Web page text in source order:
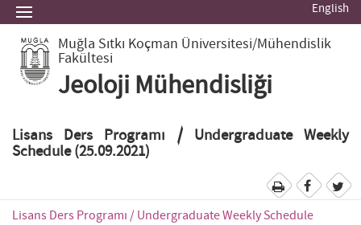
English
Muğla Sıtkı Koçman Üniversitesi/Mühendislik
Fakültesi
Jeoloji Mühendisliği
Lisans Ders Programı / Undergraduate Weekly
Schedule (25.09.2021)
Lisans Ders Programı / Undergraduate Weekly Schedule